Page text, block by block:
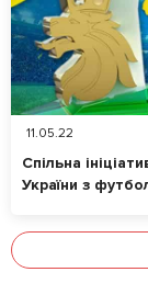
11.05.22
Спільна
України з